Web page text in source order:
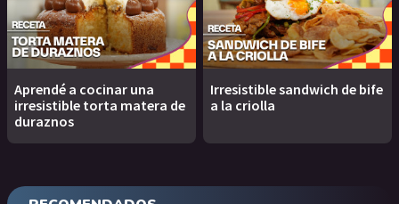
Aprendé a cocinar una
irresistible torta matera de
duraznos
Irresistible sandwich de bife
a la criolla